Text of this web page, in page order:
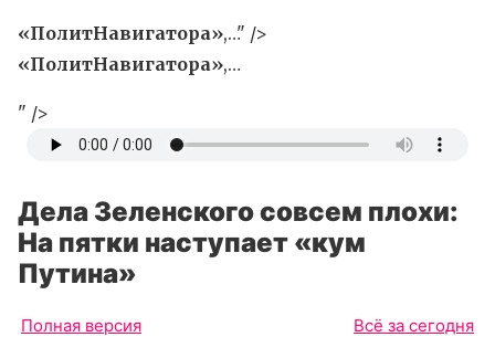
«ПолитНавигатора»,…" />
«ПолитНавигатора»,…
" />
Дела Зеленского совсем плохи:
На пятки наступает «кум
Путина»
Полная версия Всё за сегодня